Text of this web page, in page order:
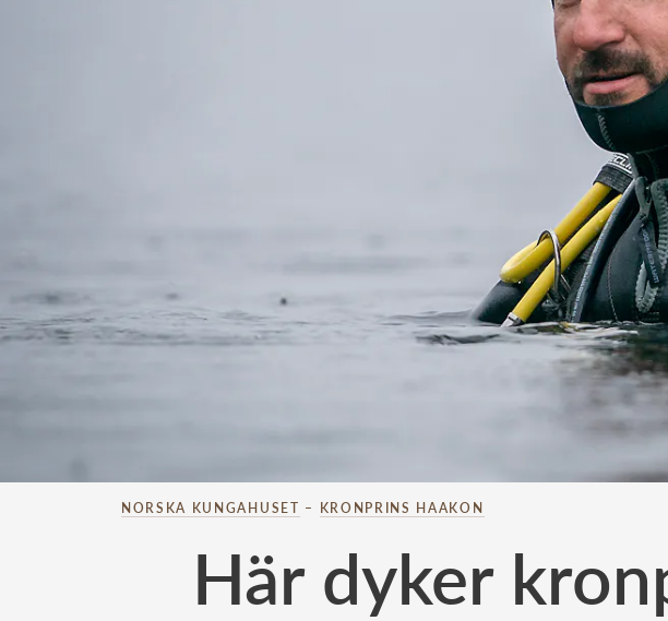
NORSKA KUNGAHUSET – KRONPRINS HAAKON
Här dyker